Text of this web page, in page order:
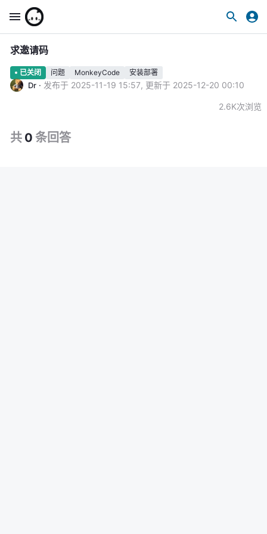
求邀请码
已关闭 问题 MonkeyCode 安装部署
Dr · 发布于 2025-11-19 15:57, 更新于 2025-12-20 00:10
2.6K次浏览
共 0 条回答